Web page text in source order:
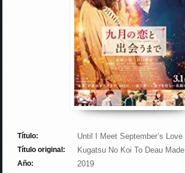
Título: Until I Meet September’s Love
Título original: Kugatsu No Koi To Deau Made
Año: 2019